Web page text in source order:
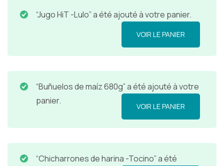
“Jugo HiT -Lulo” a été ajouté à votre panier.
VOIR LE PANIER
“Buñuelos de maíz 680g” a été ajouté à votre
panier.
VOIR LE PANIER
“Chicharrones de harina -Tocino” a été